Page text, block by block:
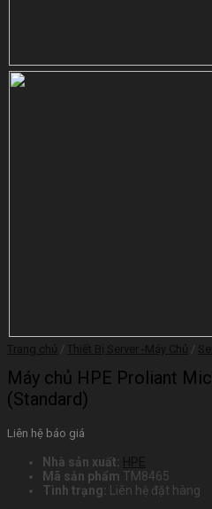
Trang chủ / Thiết Bị Server -Máy Chủ /
Máy chủ HPE Proliant
(Standard)
Liên hệ báo giá
Nhà sản xuất:
HPE
Mã sản phẩm TM8465
Tình trạng: Liên hệ đặt hàng